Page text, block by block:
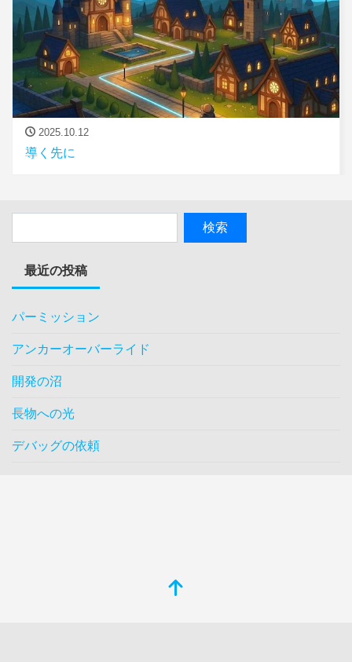
2025.10.12
導く先に
最近の投稿
パーミッション
アンカーオーバーライド
開発の沼
長物への光
デバッグの依頼